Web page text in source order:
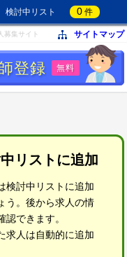
検討中リスト 0 件
募集サイト サイトマップ
登録 無料
リストに追加
検討中リストに追加
う。後から求人の情
認できます。
求人は自動的に追加